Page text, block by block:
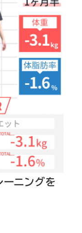
ニングを